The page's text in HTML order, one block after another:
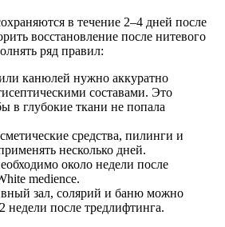
в течение 2–4 дней после
восстановление после нитевого
ряд правил:
канюлей нужно аккуратно
составами. Это
в глубокие ткани не попала
средства, пилинги и
несколько дней.
около недели после
medience.
зал, солярий и баню можно
недели после тредлифтинга.